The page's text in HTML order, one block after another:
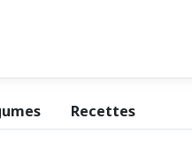
Recettes